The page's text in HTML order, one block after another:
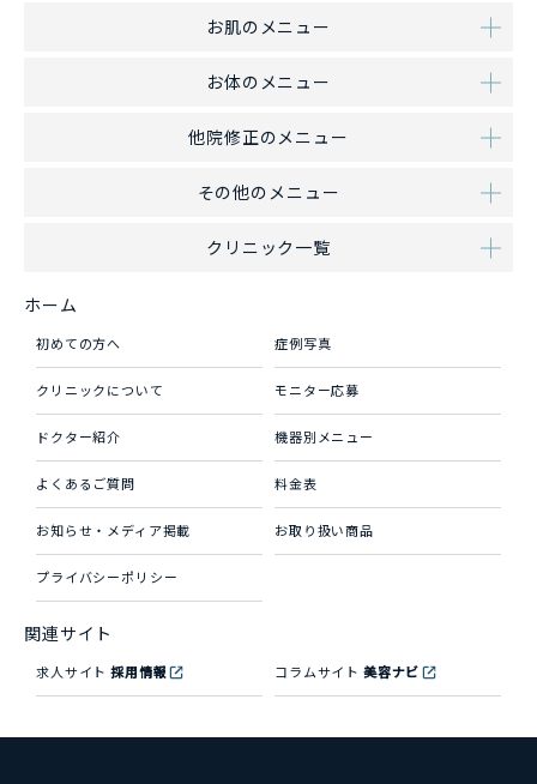
お肌のメニュー
お体のメニュー
他院修正のメニュー
その他のメニュー
クリニック一覧
ホーム
初めての方へ 症例写真
クリニックについて モニター応募
ドクター紹介 機器別メニュー
よくあるご質問 料金表
お知らせ・メディア掲載 お取り扱い商品
プライバシーポリシー
関連サイト
求人サイト採用情報 コラムサイト 美容ナビ